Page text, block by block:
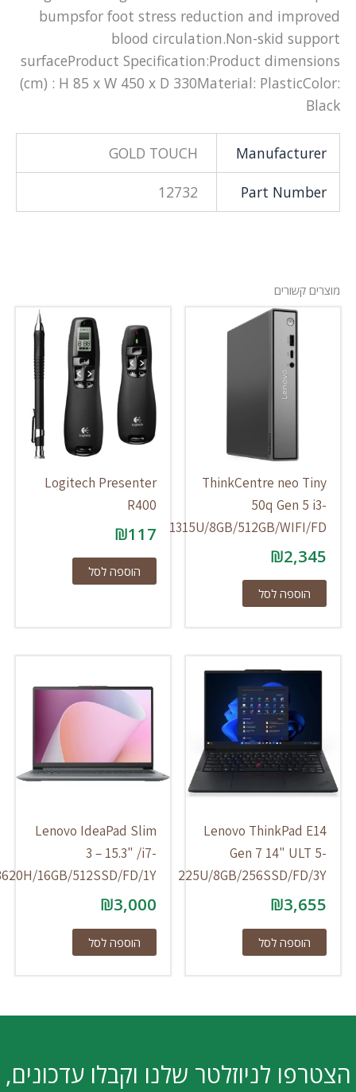
bumpsfor foot stress reduction and improved
blood circulation.Non-skid support
surfaceProduct Specification:Product dimensions
(cm) : H 85 x W 450 x D 330Material: PlasticColor:
Black
Manufacturer
GOLD TOUCH
Part Number
12732
מוצרים קשורים
ThinkCentre neo Tiny
50q Gen 5 i3-
1315U/8GB/512GB/WIFI/FD
₪2,345
הוספה לסל
Logitech Presenter
R400
₪117
הוספה לסל
Lenovo ThinkPad E14
Gen 7 14" ULT 5-
225U/8GB/256SSD/FD/3Y
₪3,655
הוספה לסל
Lenovo IdeaPad Slim
3 – 15.3" /i7-
13620H/16GB/512SSD/FD/1Y
₪3,000
הוספה לסל
לניוזלטר שלנו וקבלו עדכונים,